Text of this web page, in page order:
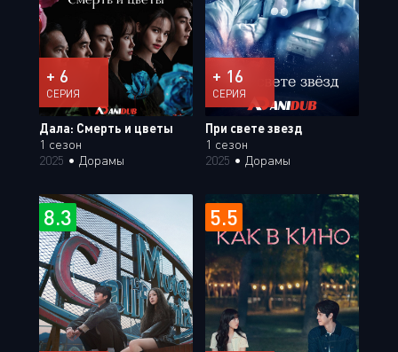
+ 6
СЕРИЯ
Дала: Смерть и цветы
1 сезон
2025 • Дорамы
+ 16
СЕРИЯ
При свете звезд
1 сезон
2025 • Дорамы
8.3 5.5